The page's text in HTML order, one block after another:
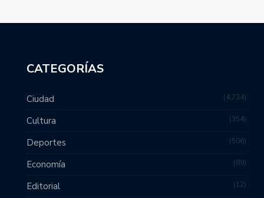
CATEGORÍAS
Ciudad 4,734
Cultura 354
Deportes 506
Economía 89
Editorial 12